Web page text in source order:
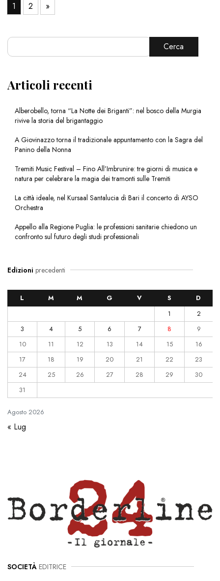
1 2 »
Cerca
Articoli recenti
Alberobello, torna “La Notte dei Briganti”: nel bosco della Murgia
rivive la storia del brigantaggio
A Giovinazzo torna il tradizionale appuntamento con la Sagra del
Panino della Nonna
Tremiti Music Festival – Fino All’Imbrunire: tre giorni di musica e
natura per celebrare la magia dei tramonti sulle Tremiti
La città ideale, nel Kursaal Santalucia di Bari il concerto di AYSO
Orchestra
Appello alla Regione Puglia: le professioni sanitarie chiedono un
confronto sul futuro degli studi professionali
Edizioni precedenti
Agosto 2026
L M M G V S
D
1
2
3
4 5 6 7 8
9
10
11 12 13 14 15
16
17
18 19 20 21 22
23
24
25 26 27 28 29
30
31
« Lug
SOCIETÀ EDITRICE